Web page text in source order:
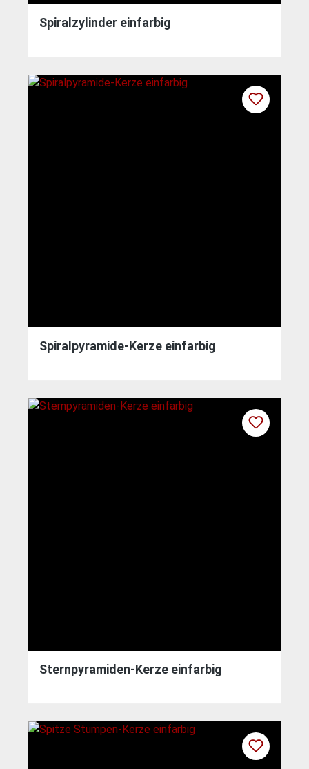
Spiralzylinder einfarbig
Spiralpyramide-Kerze einfarbig
Sternpyramiden-Kerze einfarbig